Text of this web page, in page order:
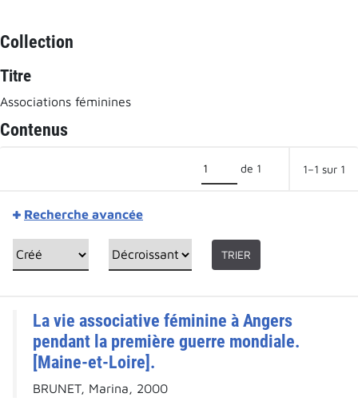
Collection
Titre
Associations féminines
Contenus
de 1 1–1 sur 1
Recherche avancée
TRIER
La vie associative féminine à Angers
pendant la première guerre mondiale.
[Maine-et-Loire].
BRUNET, Marina, 2000